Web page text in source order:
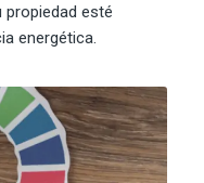
esté
energética.